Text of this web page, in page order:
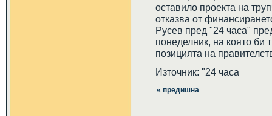
оставило проекта на
отказва от
Русев пред "24 часа"
понеделник, на която би
позицията на
Източник: "24 часа
« предишна